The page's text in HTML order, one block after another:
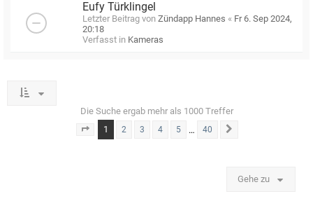
Eufy Türklingel
Letzter Beitrag von Zündapp Hannes « Fr 6. Sep 2024,
20:18
Verfasst in Kameras
Die Suche ergab mehr als 1000 Treffer
Seite von 40
1 2 3 4 5 … 40
Gehe zu